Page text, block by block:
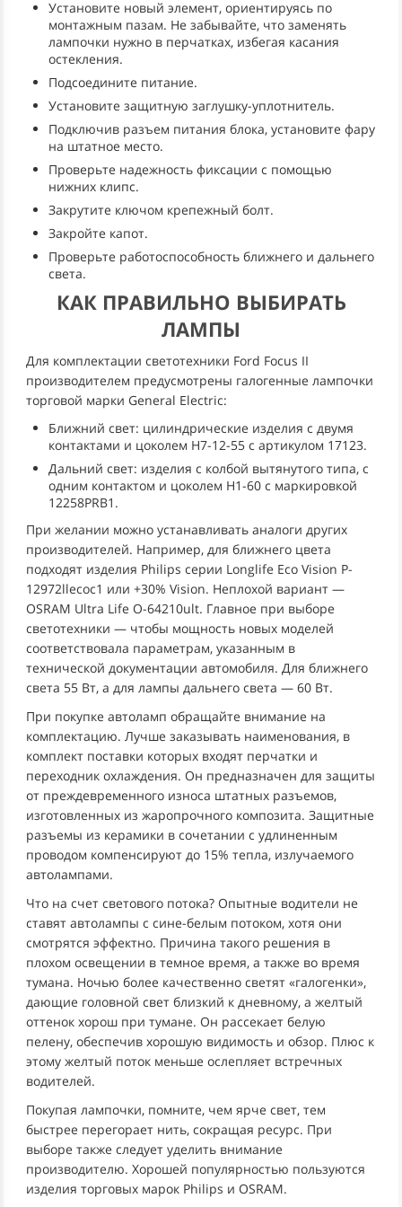
Установите новый элемент, ориентируясь по
монтажным пазам. Не забывайте, что заменять
лампочки нужно в перчатках, избегая касания
остекления.
Подсоедините питание.
Установите защитную заглушку-уплотнитель.
Подключив разъем питания блока, установите фару
на штатное место.
Проверьте надежность фиксации с помощью
нижних клипс.
Закрутите ключом крепежный болт.
Закройте капот.
Проверьте работоспособность ближнего и дальнего
света.
КАК ПРАВИЛЬНО ВЫБИРАТЬ
ЛАМПЫ
Для комплектации светотехники Ford Focus II
производителем предусмотрены галогенные лампочки
торговой марки General Electric:
Ближний свет: цилиндрические изделия с двумя
контактами и цоколем Н7-12-55 с артикулом 17123.
Дальний свет: изделия с колбой вытянутого типа, с
одним контактом и цоколем Н1-60 с маркировкой
12258PRB1.
При желании можно устанавливать аналоги других
производителей. Например, для ближнего цвета
подходят изделия Philips серии Longlife Eco Vision P-
12972llecoc1 или +30% Vision. Неплохой вариант —
OSRAM Ultra Life O-64210ult. Главное при выборе
светотехники — чтобы мощность новых моделей
соответствовала параметрам, указанным в
технической документации автомобиля. Для ближнего
света 55 Вт, а для лампы дальнего света — 60 Вт.
При покупке автоламп обращайте внимание на
комплектацию. Лучше заказывать наименования, в
комплект поставки которых входят перчатки и
переходник охлаждения. Он предназначен для защиты
от преждевременного износа штатных разъемов,
изготовленных из жаропрочного композита. Защитные
разъемы из керамики в сочетании с удлиненным
проводом компенсируют до 15% тепла, излучаемого
автолампами.
Что на счет светового потока? Опытные водители не
ставят автолампы с сине-белым потоком, хотя они
смотрятся эффектно. Причина такого решения в
плохом освещении в темное время, а также во время
тумана. Ночью более качественно светят «галогенки»,
дающие головной свет близкий к дневному, а желтый
оттенок хорош при тумане. Он рассекает белую
пелену, обеспечив хорошую видимость и обзор. Плюс к
этому желтый поток меньше ослепляет встречных
водителей.
Покупая лампочки, помните, чем ярче свет, тем
быстрее перегорает нить, сокращая ресурс. При
выборе также следует уделить внимание
производителю. Хорошей популярностью пользуются
изделия торговых марок Philips и OSRAM.